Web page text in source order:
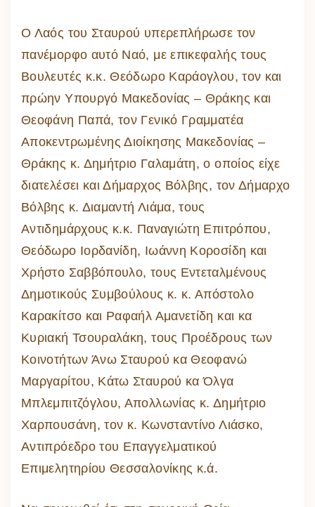
Ο Λαός του Σταυρού υπερεπλήρωσε τον
πανέμορφο αυτό Ναό, με επικεφαλής τους
Βουλευτές κ.κ. Θεόδωρο Καράογλου, τον και
πρώην Υπουργό Μακεδονίας – Θράκης και
Θεοφάνη Παπά, τον Γενικό Γραμματέα
Αποκεντρωμένης Διοίκησης Μακεδονίας –
Θράκης κ. Δημήτριο Γαλαμάτη, ο οποίος είχε
διατελέσει και Δήμαρχος Βόλβης, τον Δήμαρχο
Βόλβης κ. Διαμαντή Λιάμα, τους
Αντιδημάρχους κ.κ. Παναγιώτη Επιτρόπου,
Θεόδωρο Ιορδανίδη, Ιωάννη Κοροσίδη και
Χρήστο Σαββόπουλο, τους Εντεταλμένους
Δημοτικούς Συμβούλους κ. κ. Απόστολο
Καρακίτσο και Ραφαήλ Αμανετίδη και κα
Κυριακή Τσουραλάκη, τους Προέδρους των
Κοινοτήτων Άνω Σταυρού κα Θεοφανώ
Μαργαρίτου, Κάτω Σταυρού κα Όλγα
Μπλεμπιτζόγλου, Απολλωνίας κ. Δημήτριο
Χαρπουσάνη, τον κ. Κωνσταντίνο Λιάσκο,
Αντιπρόεδρο του Επαγγελματικού
Επιμελητηρίου Θεσσαλονίκης κ.ά.